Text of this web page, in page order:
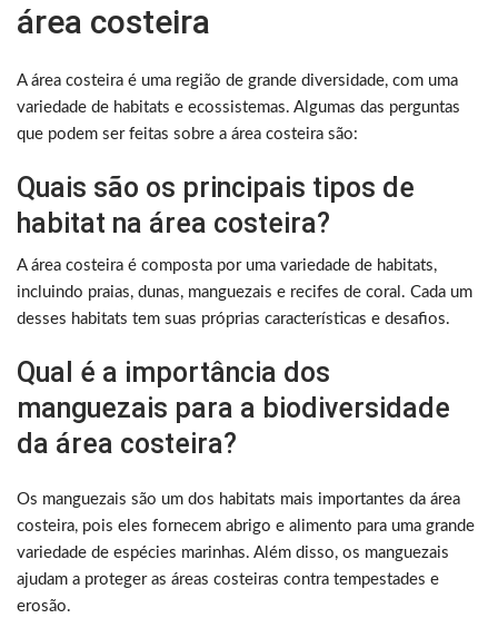
área costeira
A área costeira é uma região de grande diversidade, com uma
variedade de habitats e ecossistemas. Algumas das perguntas
que podem ser feitas sobre a área costeira são:
Quais são os principais tipos de
habitat na área costeira?
A área costeira é composta por uma variedade de habitats,
incluindo praias, dunas, manguezais e recifes de coral. Cada um
desses habitats tem suas próprias características e desafios.
Qual é a importância dos
manguezais para a biodiversidade
da área costeira?
Os manguezais são um dos habitats mais importantes da área
costeira, pois eles fornecem abrigo e alimento para uma grande
variedade de espécies marinhas. Além disso, os manguezais
ajudam a proteger as áreas costeiras contra tempestades e
erosão.